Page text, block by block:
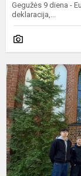
Gegužės 9 diena -
deklaracija,...